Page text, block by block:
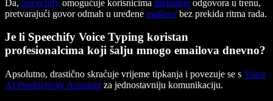
Da, Speechify omogućuje korisnicima diktiranje odgovora u trenu,
pretvarajući govor odmah u uređene mailove bez prekida ritma rada.
Je li Speechify Voice Typing koristan
profesionalcima koji šalju mnogo emailova dnevno?
Apsolutno, drastično skraćuje vrijeme tipkanja i povezuje se s Voice
AI Productivity Assistant za jednostavniju komunikaciju.